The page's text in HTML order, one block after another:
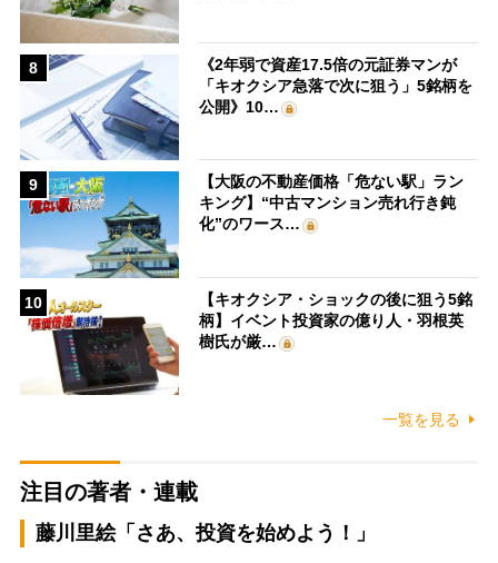
8
《2年弱で資産17.5倍の元証券マンが
「キオクシア急落で次に狙う」5銘柄を
公開》10…
9
【大阪の不動産価格「危ない駅」ラン
キング】“中古マンション売れ行き鈍
化”のワース…
10
【キオクシア・ショックの後に狙う5銘
柄】イベント投資家の億り人・羽根英
樹氏が厳…
一覧を見る
注目の著者・連載
藤川里絵「さあ、投資を始めよう！」